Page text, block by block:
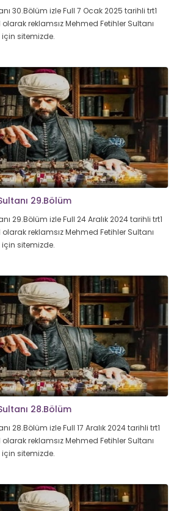
30.Bölüm izle Full 7 Ocak 2025 tarihli trt1
reklamsız Mehmed Fetihler Sultanı
sitemizde.
29.Bölüm
29.Bölüm izle Full 24 Aralık 2024 tarihli trt1
reklamsız Mehmed Fetihler Sultanı
sitemizde.
28.Bölüm
28.Bölüm izle Full 17 Aralık 2024 tarihli trt1
reklamsız Mehmed Fetihler Sultanı
sitemizde.